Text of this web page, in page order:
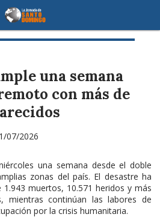
una semana
con más de
07/2026
una semana desde el doble
zonas del país. El desastre ha
muertos, 10.571 heridos y más
mientras continúan las labores de
por la crisis humanitaria.